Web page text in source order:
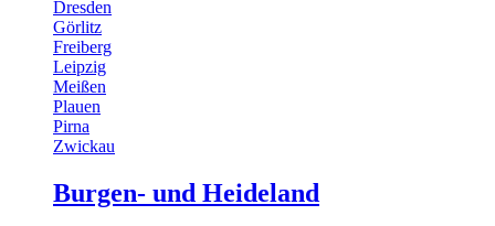
Dresden
Görlitz
Freiberg
Leipzig
Meißen
Plauen
Pirna
Zwickau
Burgen- und Heideland